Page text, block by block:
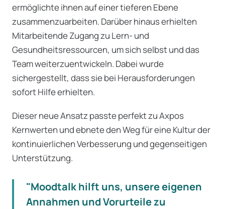
ermöglichte ihnen auf einer tieferen Ebene
zusammenzuarbeiten. Darüber hinaus erhielten
Mitarbeitende Zugang zu Lern- und
Gesundheitsressourcen, um sich selbst und das
Team weiterzuentwickeln. Dabei wurde
sichergestellt, dass sie bei Herausforderungen
sofort Hilfe erhielten.
Dieser neue Ansatz passte perfekt zu Axpos
Kernwerten und ebnete den Weg für eine Kultur der
kontinuierlichen Verbesserung und gegenseitigen
Unterstützung.
"Moodtalk hilft uns, unsere eigenen
Annahmen und Vorurteile zu